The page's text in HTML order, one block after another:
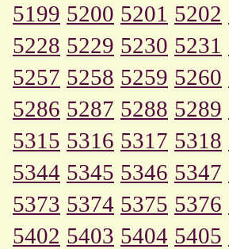
5199 5200 5201 5202
5228 5229 5230 5231
5257 5258 5259 5260
5286 5287 5288 5289
5315 5316 5317 5318
5344 5345 5346 5347
5373 5374 5375 5376
5402 5403 5404 5405